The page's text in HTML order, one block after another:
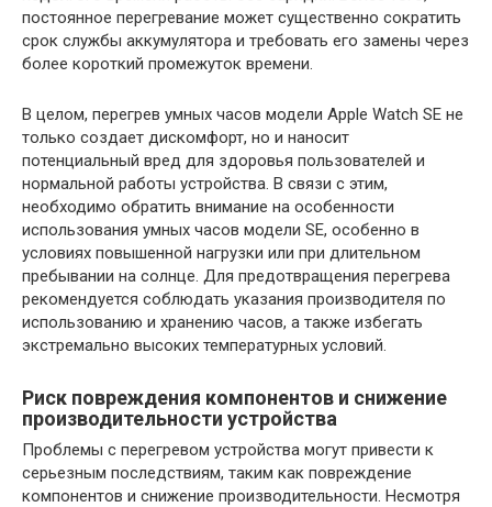
постоянное перегревание может существенно сократить
срок службы аккумулятора и требовать его замены через
более короткий промежуток времени.
В целом, перегрев умных часов модели Apple Watch SE не
только создает дискомфорт, но и наносит
потенциальный вред для здоровья пользователей и
нормальной работы устройства. В связи с этим,
необходимо обратить внимание на особенности
использования умных часов модели SE, особенно в
условиях повышенной нагрузки или при длительном
пребывании на солнце. Для предотвращения перегрева
рекомендуется соблюдать указания производителя по
использованию и хранению часов, а также избегать
экстремально высоких температурных условий.
Риск повреждения компонентов и снижение
производительности устройства
Проблемы с перегревом устройства могут привести к
серьезным последствиям, таким как повреждение
компонентов и снижение производительности. Несмотря